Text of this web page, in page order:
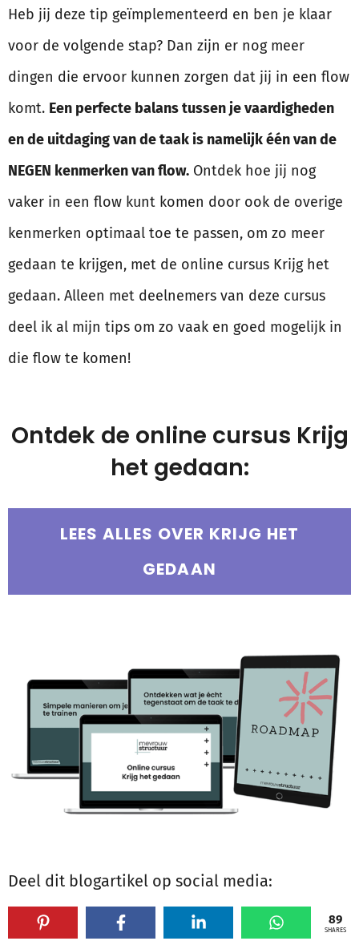
Heb jij deze tip geïmplementeerd en ben je klaar
voor de volgende stap? Dan zijn er nog meer
dingen die ervoor kunnen zorgen dat jij in een flow
komt. Een perfecte balans tussen je vaardigheden
en de uitdaging van de taak is namelijk één van de
NEGEN kenmerken van flow. Ontdek hoe jij nog
vaker in een flow kunt komen door ook de overige
kenmerken optimaal toe te passen, om zo meer
gedaan te krijgen, met de online cursus Krijg het
gedaan. Alleen met deelnemers van deze cursus
deel ik al mijn tips om zo vaak en goed mogelijk in
die flow te komen!
Ontdek de online cursus Krijg
het gedaan:
LEES ALLES OVER KRIJG HET
GEDAAN
Deel dit blogartikel op social media:
89
SHARES